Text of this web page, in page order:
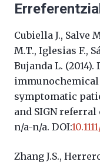
Cubiella J., Salve
M.T., Iglesias F.,
Bujanda L.
symptomatic
and SIGN
n/a-n/a. DOI:
Zhang J.S.,